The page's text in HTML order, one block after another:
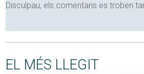
Disculpau, els comentaris es troben
EL MÉS LLEGIT